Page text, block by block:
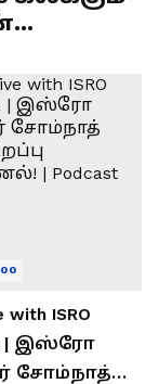
with ISRO
| இஸ்ரோ
சோம்நாத்